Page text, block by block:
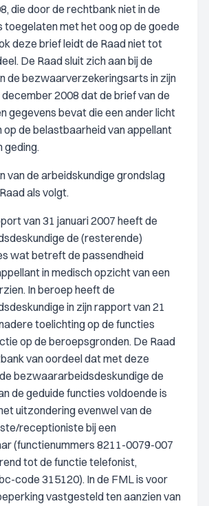
die door de rechtbank niet in de
met het oog op de goede
deze brief leidt de Raad niet tot
De Raad sluit zich aan bij de
de bezwaarverzekeringsarts in zijn
2008 dat de brief van de
gegevens bevat die een ander licht
op de belastbaarheid van appellant
geding.
van de arbeidskundige grondslag
als volgt.
van 31 januari 2007 heeft de
de (resterende)
wat betreft de passendheid
in medisch opzicht van een
In beroep heeft de
in zijn rapport van 21
toelichting op de functies
op de beroepsgronden. De Raad
van oordeel dat met deze
bezwaararbeidsdeskundige de
de geduide functies voldoende is
uitzondering evenwel van de
receptioniste bij een
(functienummers 8211-0079-007
tot de functie telefonist,
code 315120). In de FML is voor
vastgesteld ten aanzien van